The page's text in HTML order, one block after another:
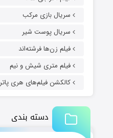
سریال بازی مرکب
سریال پوست شیر
فیلم زن‌ها فرشته‌اند
فیلم متری شیش و نیم
کالکشن فیلم‌های هری پاتر
دسته بندی